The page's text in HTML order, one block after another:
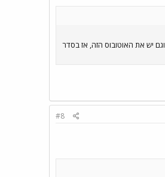
השם הפרטי, אלא שחייבים ל'תקוע' איזה שהוא מספר (גם אי אפשר להציב אות של שם משפחה בלבד). אמרתי לעצמי יאללה. גם השתחררתי מגדוד 404 וגם יש את האוטובוס הזה, אז בסדר
#8